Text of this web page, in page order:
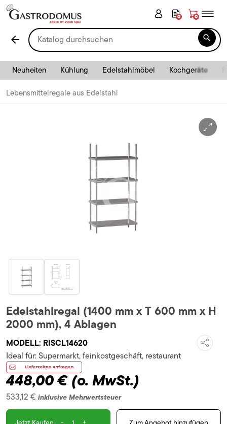
0 0
arrow_back 
Neuheiten Kühlung Edelstahlmöbel Kochgeräte
Lebensmittelregale aus Edelstahl
Edelstahlregal (1400 mm x T 600 mm x H
2000 mm), 4 Ablagen
MODELL: RISCL14620
448,00 €(o. MwSt.)
533,12 € inklusive Mehrwertsteuer
Ideal für:Supermarkt, feinkostgeschäft, restaurant